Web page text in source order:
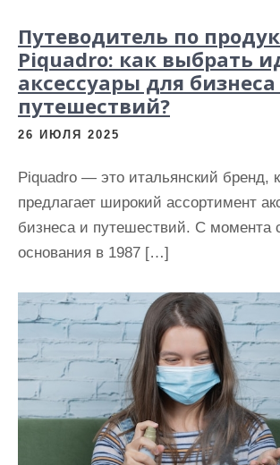
Путеводитель по
Piquadro: как выбрать
аксессуары для
путешествий?
26 ИЮЛЯ 2025
Piquadro — это итальянский бренд,
предлагает широкий ассортимент
бизнеса и путешествий. С момента
основания в 1987 […]